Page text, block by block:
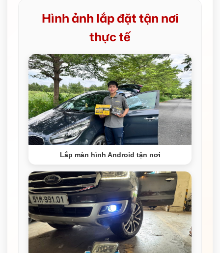
Hình ảnh lắp đặt tận nơi
thực tế
Lắp màn hình Android tận nơi